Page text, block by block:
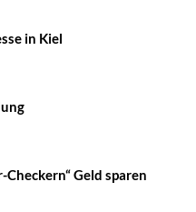
in Kiel
Geld sparen